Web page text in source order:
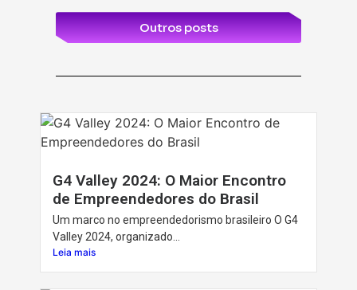
Outros posts
G4 Valley 2024: O Maior Encontro
de Empreendedores do Brasil
Um marco no empreendedorismo brasileiro O G4
Valley 2024, organizado...
Leia mais